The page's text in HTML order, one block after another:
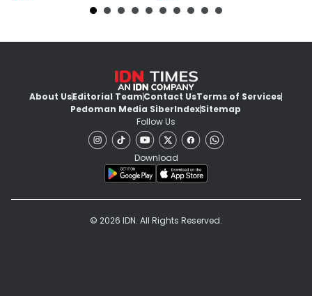
About UsEditorial TeamContact UsTerms of Services
Pedoman Media SiberIndexSitemap
Follow Us
Download
© 2026 IDN. All Rights Reserved.